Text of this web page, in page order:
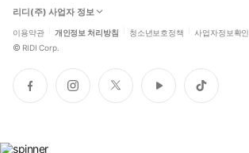
리디(주) 사업자 정보
이용약관 개인정보 처리방침 청소년보호정책 사업자정보확인
© RIDI Corp.
페
이
인
스
트
위
유
튜
틱
톡